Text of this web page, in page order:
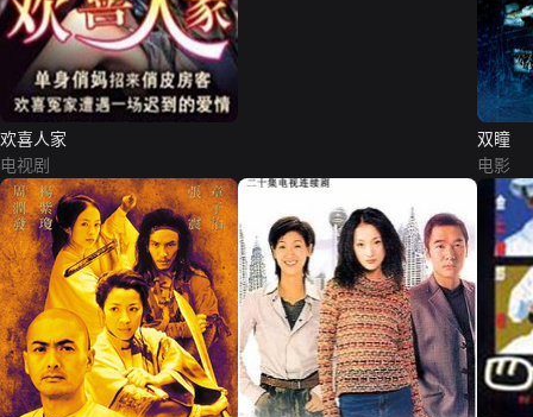
欢喜人家
电视剧
双瞳
电影